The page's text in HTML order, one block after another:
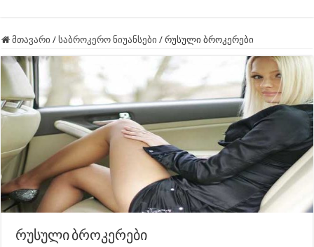
მთავარი / საბროკერო ნიუანსები / რუსული ბროკერები
რუსული ბროკერები